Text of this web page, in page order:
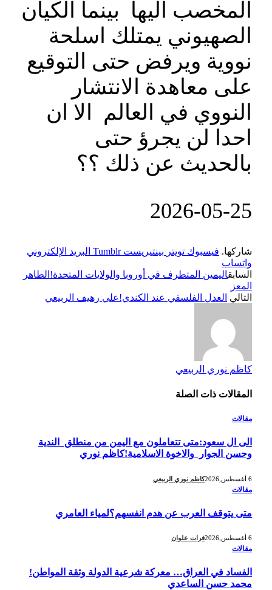
المخصب اليها بينما الكيان
الصهيوني يمتلك اسلحة
نووية ويرفض حتى التوقيع
على معاهدة الانتشار
النووي في العالم الا ان
احدا لن يجرؤ حتى
بالحديث عن ذلك ؟؟
‎2026-‎05-‎25
شاركها. فيسبوك تويتر بينتيريست Tumblr البريد الإلكتروني
واتساب
السابقاليمين المتطرف في أوروبا والولايات المتحدة!الطاهر
المعز
التالي العدل الفلسفي عند الكندي!علي رهيف الربيعي
كاظم نوري الربيعي
المقالاتذات الصلة
مقالات
الى ال سعود:متى تتعاملون مع اليمن من منطلق الندية
وحسن الجوار والاخوة الاسلامية!كاظم نوري
كاظم نوري الربيعي
مقالات
متى يتوقف العرب عن هدم انفسهم؟لمياء العامري
فرات علوان
مقالات
الفساد في العراق… معركة شرعية الدولة وثقة المواطن!
محمد حسن الساعدي